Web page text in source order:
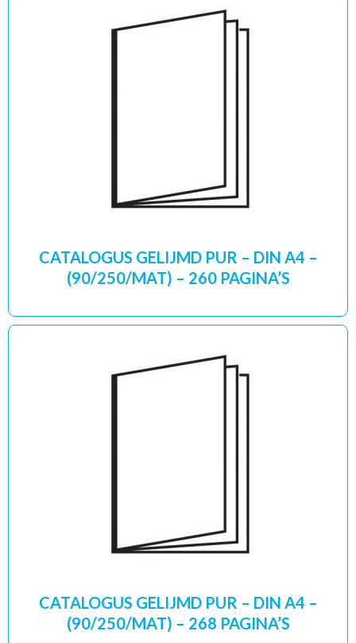
CATALOGUS GELIJMD PUR – DIN A4 –
(90/250/MAT) – 260 PAGINA’S
CATALOGUS GELIJMD PUR – DIN A4 –
(90/250/MAT) – 268 PAGINA’S